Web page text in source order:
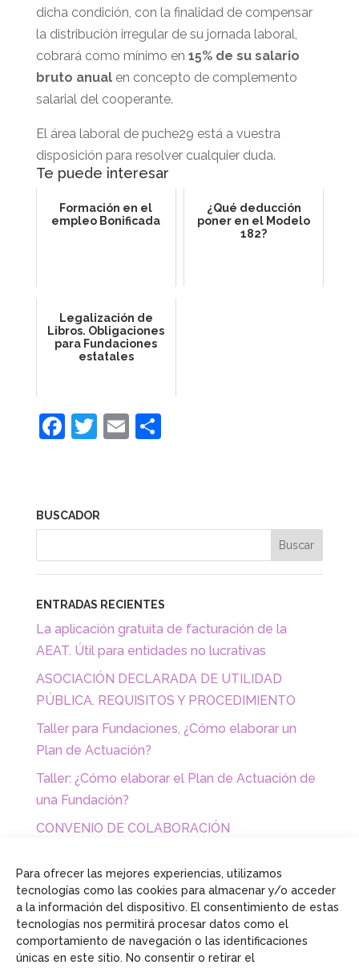
Para ofrecer las mejores experiencias, utilizamos
tecnologías como las cookies para almacenar y/o acceder
a la información del dispositivo. El consentimiento de estas
tecnologías nos permitirá procesar datos como el
comportamiento de navegación o las identificaciones
únicas en este sitio. No consentir o retirar el
dicha condición, con la finalidad de compensar
la distribución irregular de su jornada laboral,
cobrará como mínimo en 15% de su salario
bruto anualen concepto de complemento
salarial del cooperante.
El área laboral de puche29 está a vuestra
disposición para resolver cualquier duda.
Te puede interesar
Formación en el
empleo Bonificada
¿Qué deducción
poner en el Modelo
182?
Legalización de
Libros. Obligaciones
para Fundaciones
estatales
F
e
b
o
o
k
T
er
E C
ar
tir
BUSCADOR
ENTRADAS RECIENTES
La aplicación gratuita de facturación de la
AEAT. Útil para entidades no lucrativas
ASOCIACIÓN DECLARADA DE UTILIDAD
PÚBLICA. REQUISITOS Y PROCEDIMIENTO
Taller para Fundaciones, ¿Cómo elaborar un
Plan de Actuación?
Taller: ¿Cómo elaborar el Plan de Actuación de
una Fundación?
CONVENIO DE COLABORACIÓN
ASOCIACIONES